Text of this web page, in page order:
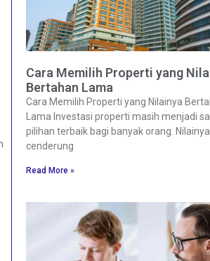
Cara Memilih Properti yang
Bertahan Lama
Cara Memilih Properti yang Nilainya
Lama Investasi properti masih menjadi
pilihan terbaik bagi banyak orang. Nilainya
cenderung
Read More »